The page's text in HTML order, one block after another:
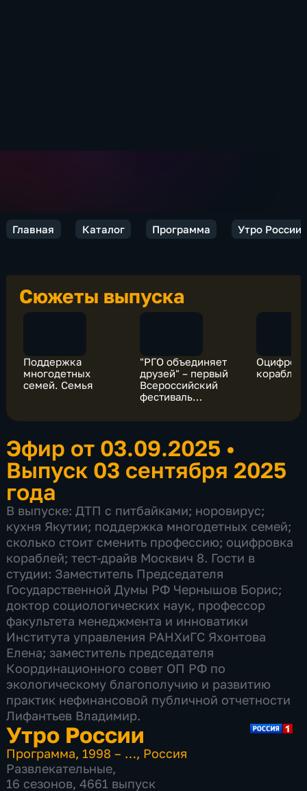
Главная Каталог Программа Утро России
Сюжеты выпуска
Поддержка
многодетных
семей. Семья
"РГО объединяет
друзей" – первый
Всероссийский
фестиваль
общества
кораблей
Эфир от 03.09.2025 •
Выпуск 03 сентября 2025
года
В выпуске: ДТП с питбайками; норовирус;
кухня Якутии; поддержка многодетных семей;
сколько стоит сменить профессию; оцифровка
кораблей; тест-драйв Москвич 8. Гости в
студии: Заместитель Председателя
Государственной Думы РФ Чернышов Борис;
доктор социологических наук, профессор
факультета менеджмента и инноватики
Института управления РАНХиГС Яхонтова
Елена; заместитель председателя
Координационного совет ОП РФ по
экологическому благополучию и развитию
практик нефинансовой публичной отчетности
Лифантьев Владимир.
Утро России
Программа, 1998 – …, Россия
Развлекательные,
16 сезонов, 4661 выпуск